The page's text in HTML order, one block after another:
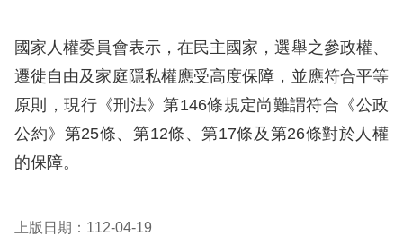
言
兒少版
回
國家人權委員會表示，在民主國家，選舉之參政權、
遷徙自由及家庭隱私權應受高度保障，並應符合平等
原則，現行《刑法》第146條規定尚難謂符合《公政
公約》第25條、第12條、第17條及第26條對於人權
的保障。
上版日期：112-04-19